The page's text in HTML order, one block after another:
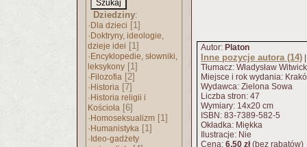
Dziedziny:
· Dla dzieci [1]
· Doktryny, ideologie,
dzieje idei [1]
· Encyklopedie, słowniki,
leksykony [1]
· Filozofia [2]
· Historia [7]
· Historia religii i
Kościoła [6]
· Homoseksualizm [1]
· Humanistyka [1]
· Ideo-gadżety
Autor: Platon
Inne pozycje autora (14)
Tłumacz: Władysław
Miejsce i rok wydania:
Wydawca: Zielona Sowa
Liczba stron: 47
Wymiary: 14x20 cm
ISBN: 83-7389-582-5
Okładka: Miękka
Ilustracje: Nie
Cena: 6,50 zł(bez rabatów)